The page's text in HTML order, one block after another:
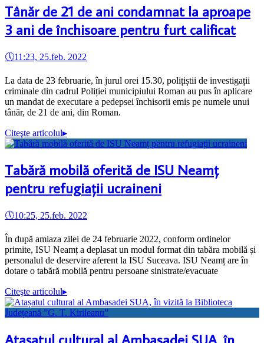
Tânăr de 21 de ani condamnat la aproape
3 ani de închisoare pentru furt calificat
🕔11:23, 25.feb. 2022
La data de 23 februarie, în jurul orei 15.30, polițiștii de investigații
criminale din cadrul Poliției municipiului Roman au pus în aplicare
un mandat de executare a pedepsei închisorii emis pe numele unui
tânăr, de 21 de ani, din Roman.
Citeşte articolul▸
Tabără mobilă oferită de ISU Neamț
pentru refugiații ucraineni
🕔10:25, 25.feb. 2022
În după amiaza zilei de 24 februarie 2022, conform ordinelor
primite, ISU Neamț a deplasat un modul format din tabăra mobilă și
personalul de deservire aferent la ISU Suceava. ISU Neamț are în
dotare o tabără mobilă pentru persoane sinistrate/evacuate
Citeşte articolul▸
Atașatul cultural al Ambasadei SUA, în